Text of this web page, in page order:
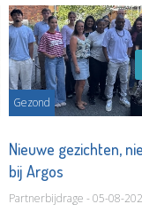
Gezond
Nieuwe gezichten,
bij Argos
Partnerbijdrage - 05-08-